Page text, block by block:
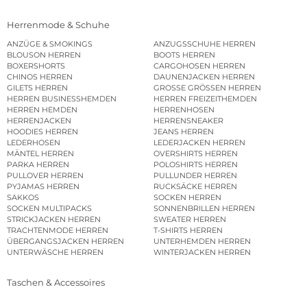
Herrenmode & Schuhe
ANZÜGE & SMOKINGS
ANZUGSSCHUHE HERREN
BLOUSON HERREN
BOOTS HERREN
BOXERSHORTS
CARGOHOSEN HERREN
CHINOS HERREN
DAUNENJACKEN HERREN
GILETS HERREN
GROSSE GRÖSSEN HERREN
HERREN BUSINESSHEMDEN
HERREN FREIZEITHEMDEN
HERREN HEMDEN
HERRENHOSEN
HERRENJACKEN
HERRENSNEAKER
HOODIES HERREN
JEANS HERREN
LEDERHOSEN
LEDERJACKEN HERREN
MÄNTEL HERREN
OVERSHIRTS HERREN
PARKA HERREN
POLOSHIRTS HERREN
PULLOVER HERREN
PULLUNDER HERREN
PYJAMAS HERREN
RUCKSÄCKE HERREN
SAKKOS
SOCKEN HERREN
SOCKEN MULTIPACKS
SONNENBRILLEN HERREN
STRICKJACKEN HERREN
SWEATER HERREN
TRACHTENMODE HERREN
T-SHIRTS HERREN
ÜBERGANGSJACKEN HERREN
UNTERHEMDEN HERREN
UNTERWÄSCHE HERREN
WINTERJACKEN HERREN
Taschen & Accessoires